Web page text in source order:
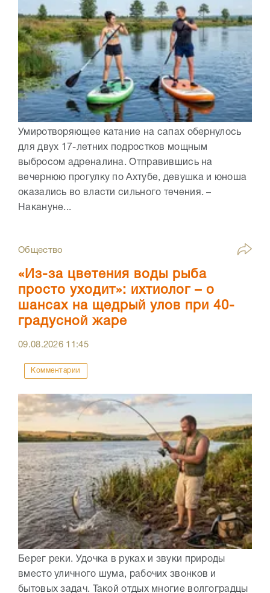
Умиротворяющее катание на сапах обернулось
для двух 17-летних подростков мощным
выбросом адреналина. Отправившись на
вечернюю прогулку по Ахтубе, девушка и юноша
оказались во власти сильного течения. –
Накануне...
Общество
«Из-за цветения воды рыба
просто уходит»: ихтиолог – о
шансах на щедрый улов при 40-
градусной жаре
09.08.2026 11:45
Комментарии
Берег реки. Удочка в руках и звуки природы
вместо уличного шума, рабочих звонков и
бытовых задач. Такой отдых многие волгоградцы